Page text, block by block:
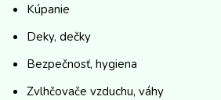
Kúpanie
Deky, dečky
Bezpečnosť, hygiena
Zvlhčovače vzduchu, váhy